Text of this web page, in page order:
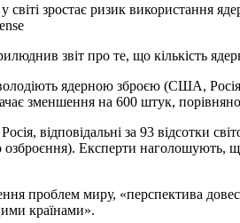
зростає ризик використання
звіт про те, що кількість
ядерною зброєю (США,
зменшення на 600 штук,
відповідальні за 93 відсотки
Експерти наголошують, що
проблем миру, «перспектива
країнами».